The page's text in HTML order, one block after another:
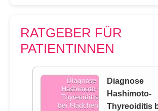
RATGEBER FÜR
PATIENTINNEN
Diagnose
Hashimoto-
Thyreoiditis